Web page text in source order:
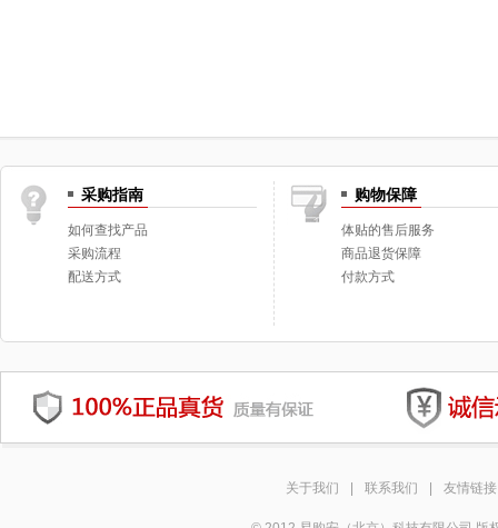
采购指南
如何查找产品
采购流程
配送方式
购物保障
体贴的售后服务
商品退货保障
付款方式
关于我们 联系我们 友情链接